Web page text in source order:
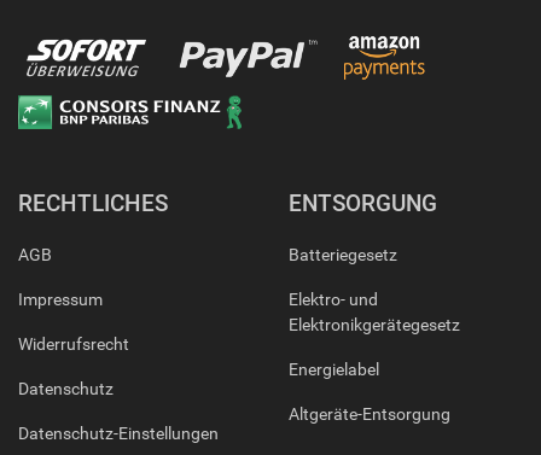
RECHTLICHES
AGB
Impressum
Widerrufsrecht
Datenschutz
Datenschutz-Einstellungen
ENTSORGUNG
Batteriegesetz
Elektro- und
Elektronikgerätegesetz
Energielabel
Altgeräte-Entsorgung